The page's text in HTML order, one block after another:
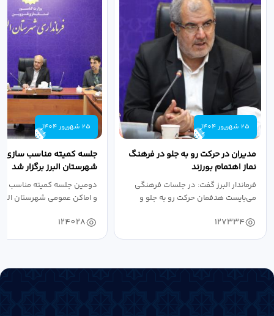
25 شهریور 1404
مدیران در حرکت رو به جلو در فرهنگ
نماز اهتمام بورزند
فرماندار البرز گفت: در جلسات فرهنگی
می‌بایست هدفمان حرکت رو به جلو و
127334
25 شهریور 1404
جلسه کمیته مناسب سازی
شهرستان البرز برگزار شد
دومین جلسه کمیته مناسب
و اماکن عمومی شهرستان
124028